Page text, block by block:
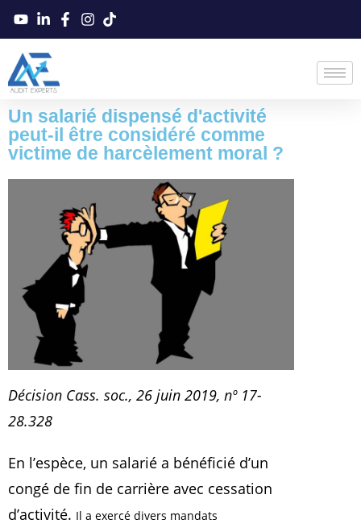
Un salarié dispensé d'activité
peut-il être considéré comme
victime de harcèlement moral ?
Décision Cass. soc., 26 juin 2019, nº 17-
28.328
En l’espèce, un salarié a bénéficié d’un
congé de fin de carrière avec cessation
d’activité. Il a exercé divers mandats